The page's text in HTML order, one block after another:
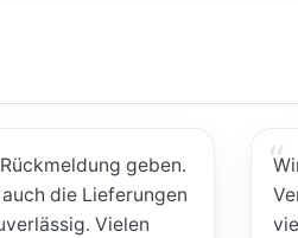
geben.
die Lieferungen
Vielen